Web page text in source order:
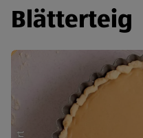
Blätterteig